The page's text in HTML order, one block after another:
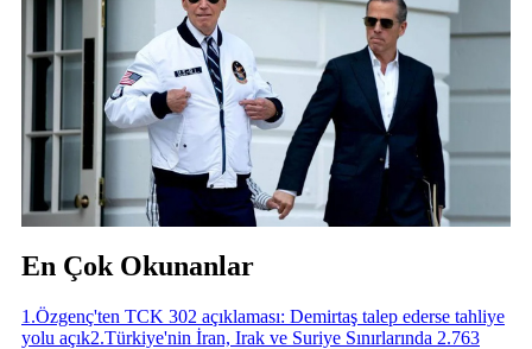
En Çok Okunanlar
1 .Özgenç'ten TCK 302 açıklaması: Demirtaş talep ederse tahliye
yolu açık2.Türkiye'nin İran, Irak ve Suriye Sınırlarında 2.763